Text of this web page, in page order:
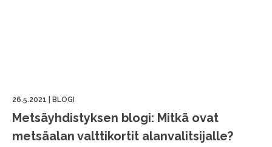
26.5.2021 BLOGI
Metsäyhdistyksen blogi: Mitkä ovat
metsäalan valttikortit alanvalitsijalle?